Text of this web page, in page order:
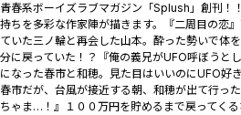
青春系ボーイズラブマガジン「Splush」創刊！
持ちを多彩な作家陣が描きます。『二周目の恋
ていた三ノ輪と再会した山本。酔った勢いで体
分に戻っていた――！？『俺の義兄がUFO呼ぼう
になった春市と和穂。見た目はいいのにUFO好
春市だが、台風が接近する朝、和穂が出て行った
ちゃま…！』１００万円を貯めるまで戻ってく